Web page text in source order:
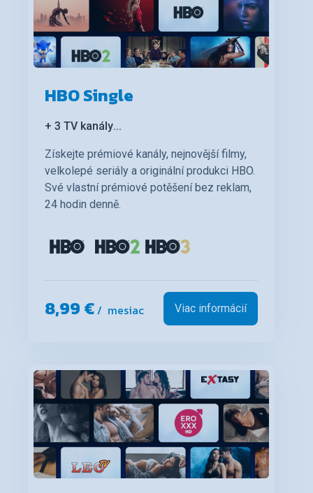
HBO Single
+ 3 TV kanály...
Získejte prémiové kanály, nejnovější filmy,
velkolepé seriály a originální produkci HBO.
Své vlastní prémiové potěšení bez reklam,
24 hodin denně.
8,99 €/ mesiac Viac informácií